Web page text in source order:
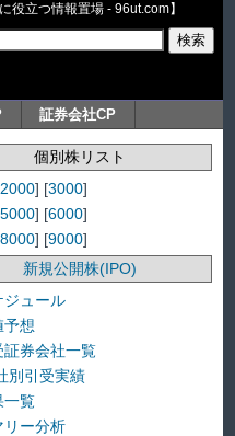
役立つ情報置場 - 96ut.com】
証券会社CP
個別株リスト
2000] [3000]
5000] [6000]
8000] [9000]
新規公開株(IPO)
ジュール
予想
証券会社一覧
別引受実績
一覧
リー分析